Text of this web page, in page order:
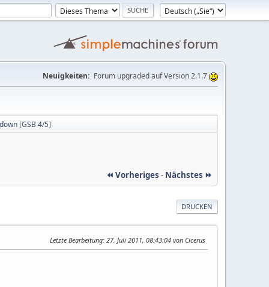
Neuigkeiten: Forum upgraded auf Version 2.1.7
[GSB 4/5]
⏪ Vorheriges - Nächstes ⏩
DRUCKEN
Letzte Bearbeitung: 27. Juli 2011, 08:43:04 von Cicerus